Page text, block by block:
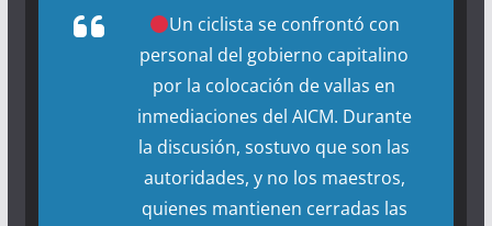
Un ciclista se confrontó con
personal del gobierno capitalino
por la colocación de vallas en
inmediaciones del AICM. Durante
la discusión, sostuvo que son las
autoridades, y no los maestros,
quienes mantienen cerradas las